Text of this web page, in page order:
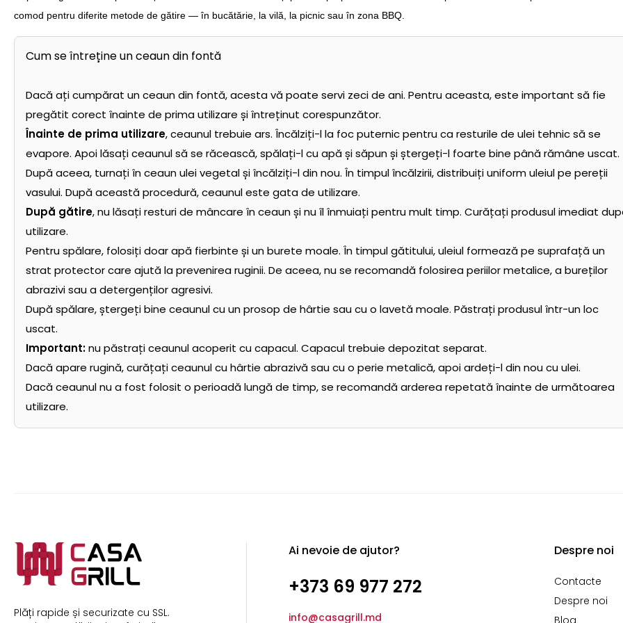
comod pentru diferite metode de gătire — în bucătărie, la vilă, la picnic sau în zona BBQ.
Cum se întreține un ceaun din fontă
Dacă ați cumpărat un ceaun din fontă, acesta vă poate servi zeci de ani. Pentru aceasta, este important să fie
pregătit corect înainte de prima utilizare și întreținut corespunzător.
Înainte de prima utilizare, ceaunul trebuie ars. Încălziți-l la foc puternic pentru ca resturile de ulei tehnic să se
evapore. Apoi lăsați ceaunul să se răcească, spălați-l cu apă și săpun și ștergeți-l foarte bine până rămâne uscat.
După aceea, turnați în ceaun ulei vegetal și încălziți-l din nou. În timpul încălzirii, distribuiți uniform uleiul pe pereții
vasului. După această procedură, ceaunul este gata de utilizare.
După gătire, nu lăsați resturi de mâncare în ceaun și nu îl înmuiați pentru mult timp. Curățați produsul imediat
utilizare.
Pentru spălare, folosiți doar apă fierbinte și un burete moale. În timpul gătitului, uleiul formează pe suprafață un
strat protector care ajută la prevenirea ruginii. De aceea, nu se recomandă folosirea periilor metalice, a bureților
abrazivi sau a detergenților agresivi.
După spălare, ștergeți bine ceaunul cu un prosop de hârtie sau cu o lavetă moale. Păstrați produsul într-un loc
uscat.
Important:nu păstrați ceaunul acoperit cu capacul. Capacul trebuie depozitat separat.
Dacă apare rugină, curățați ceaunul cu hârtie abrazivă sau cu o perie metalică, apoi ardeți-l din nou cu ulei.
Dacă ceaunul nu a fost folosit o perioadă lungă de timp, se recomandă arderea repetată înainte de următoarea
utilizare.
Plăți rapide și securizate cu SSL.
Ai nevoie de ajutor?
+373 69 977 272
info@casagrill.md
Despre noi
Contacte
Despre noi
Blog